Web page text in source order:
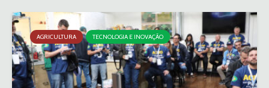
AGRICULTURA TECNOLOGIA E INOVAÇÃO